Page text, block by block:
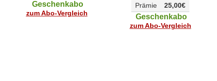
Geschenkabo
zum Abo-Vergleich
25,00€
Prämie
Geschenkabo
zum Abo-Vergleich